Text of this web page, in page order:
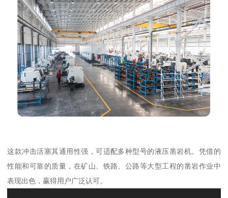
这款冲击活塞其通用性强，可适配多种型号的液压凿岩机。凭借的
性能和可靠的质量，在矿山、铁路、公路等大型工程的凿岩作业中
表现出色，赢得用户广泛认可。